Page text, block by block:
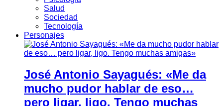
Salud
Sociedad
Tecnología
Personajes
José Antonio Sayagués: «Me da
mucho pudor hablar de eso…
pero ligar, ligo. Tengo muchas